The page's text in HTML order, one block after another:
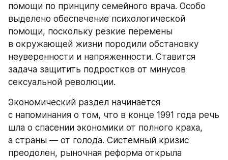
помощи по принципу семейного врача. Особо
выделено обеспечение психологической
помощи, поскольку резкие перемены
в окружающей жизни породили обстановку
неуверенности и напряженности. Ставится
задача защитить подростков от минусов
сексуальной революции.
Экономический раздел начинается
с напоминания о том, что в конце 1991 года речь
шла о спасении экономики от полного краха,
а страны — от голода. Системный кризис
преодолен, рыночная реформа открыла